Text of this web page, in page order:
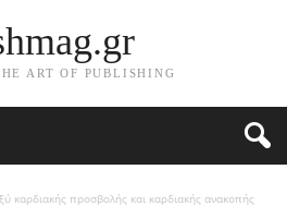
ART OF PUBLISHING
καρδιακής προσβολής και καρδιακής ανακοπής